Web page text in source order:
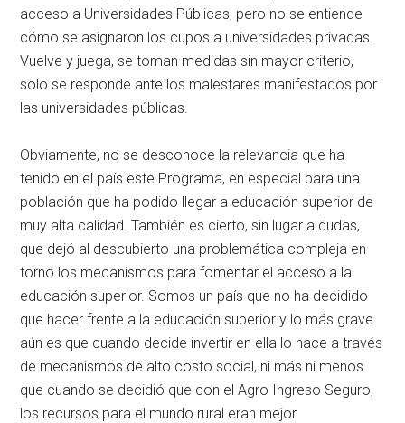
acceso a Universidades Públicas, pero no se entiende
cómo se asignaron los cupos a universidades privadas.
Vuelve y juega, se toman medidas sin mayor criterio,
solo se responde ante los malestares manifestados por
las universidades públicas.
Obviamente, no se desconoce la relevancia que ha
tenido en el país este Programa, en especial para una
población que ha podido llegar a educación superior de
muy alta calidad. También es cierto, sin lugar a dudas,
que dejó al descubierto una problemática compleja en
torno los mecanismos para fomentar el acceso a la
educación superior. Somos un país que no ha decidido
que hacer frente a la educación superior y lo más grave
aún es que cuando decide invertir en ella lo hace a través
de mecanismos de alto costo social, ni más ni menos
que cuando se decidió que con el Agro Ingreso Seguro,
los recursos para el mundo rural eran mejor